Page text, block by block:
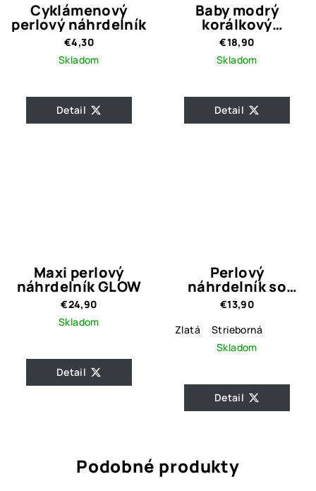
Cyklámenový
perlový náhrdelník
€4,30
Skladom
Detail
Baby modrý
korálkový
náhrdelník Viwien
€18,90
Skladom
Detail
Maxi perlový
náhrdelník GLOW
€24,90
Skladom
Detail
Perlový
náhrdelník so
srdiečkami
€13,90
Zlatá
Strieborná
Skladom
Detail
Podobné produkty